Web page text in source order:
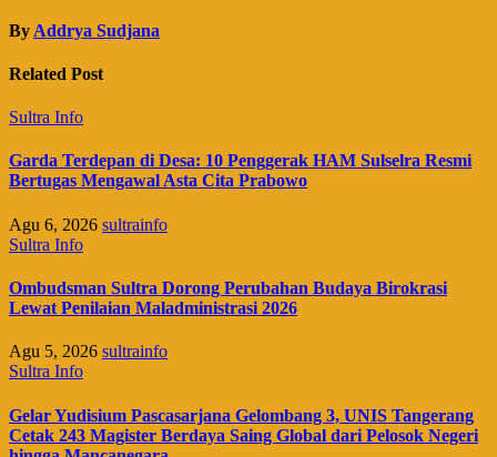
By Addrya Sudjana
Related Post
Sultra Info
Garda Terdepan di Desa: 10 Penggerak HAM Sulselra Resmi
Bertugas Mengawal Asta Cita Prabowo
Agu 6, 2026 sultrainfo
Sultra Info
Ombudsman Sultra Dorong Perubahan Budaya Birokrasi
Lewat Penilaian Maladministrasi 2026
Agu 5, 2026 sultrainfo
Sultra Info
Gelar Yudisium Pascasarjana Gelombang 3, UNIS Tangerang
Cetak 243 Magister Berdaya Saing Global dari Pelosok Negeri